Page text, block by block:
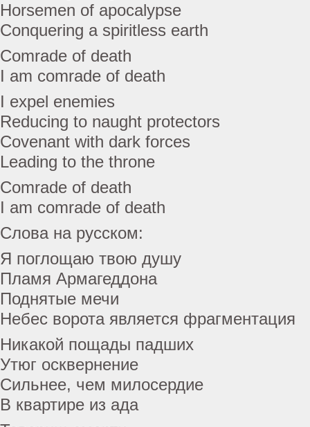
Horsemen of apocalypse
Conquering a spiritless earth
Comrade of death
I am comrade of death
I expel enemies
Reducing to naught protectors
Covenant with dark forces
Leading to the throne
Comrade of death
I am comrade of death
Слова на русском:
Я поглощаю твою душу
Пламя Армагеддона
Поднятые мечи
Небес ворота является фрагментация
Никакой пощады падших
Утюг осквернение
Сильнее, чем милосердие
В квартире из ада